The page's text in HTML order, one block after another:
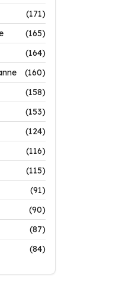
(171)
(165)
(164)
(160)
(158)
(153)
(124)
(116)
(115)
(91)
(90)
(87)
(84)